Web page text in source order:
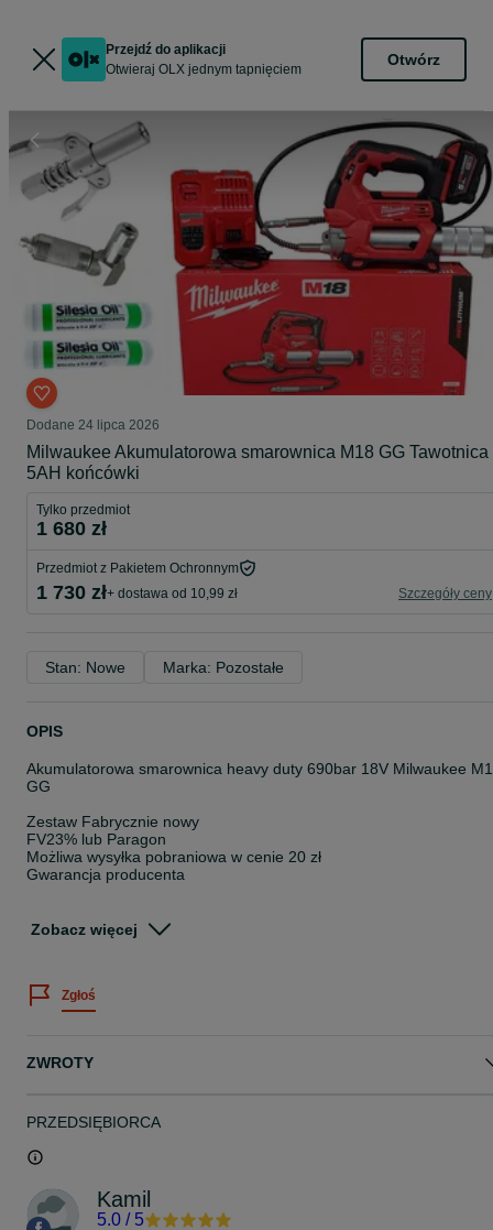
Przejdź do aplikacji
Otwieraj OLX jednym tapnięciem
Otwórz
Dodane 24 lipca 2026
Milwaukee Akumulatorowa smarownica M18 GG Tawotnica
5AH końcówki
Tylko przedmiot
1 680 zł
Przedmiot z Pakietem Ochronnym
1 730 zł+ dostawa od 10,99 zł Szczegóły ceny
Stan: Nowe Marka: Pozostałe
OPIS
Akumulatorowa smarownica heavy duty 690bar 18V Milwaukee
GG
Zestaw Fabrycznie nowy
FV23% lub Paragon
Możliwa wysyłka pobraniowa w cenie 20 zł
Gwarancja producenta
Tuba na smar / tawot 473ml
Końcówka prosta do smarowania
Wąż elastyczny 1219mm
Zestaw dostarczany w kartoniku
Dane techniczne:
Typ zasilania: Akumulatorowe
Zobacz więcej
Zgłoś
ZWROTY
PRZEDSIĘBIORCA
Kamil
5.0 / 5